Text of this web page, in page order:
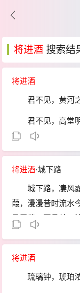
将进酒 搜索结
将进酒
君不见，黄河
君不见，高堂
人生得意须尽
烹羊宰牛且为
岑夫子，丹丘
与君歌一曲，
钟鼓馔玉不足
将进酒·城下路
城下路，凄风
葭，漫漫昔时流水
马无草。开函关，
六国扰，三秦
书，裂荷焚芰接武
安稳处。生忘形，
将进酒
琉璃钟，琥珀